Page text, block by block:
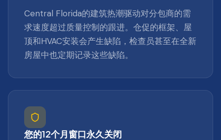
Central Florida的建筑热潮驱动对分包商的需
求速度超过质量控制的跟进。仓促的框架、屋
顶和HVAC安装会产生缺陷，检查员甚至在全新
房屋中也定期记录这些缺陷。
您的12个月窗口永久关闭